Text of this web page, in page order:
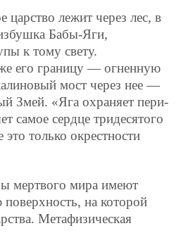
царство лежит через лес, в
Бабы-Яги,
к тому свету.
его границу — огненную
мост через нее —
Змей. «Яга охраняет пери-
самое сердце тридесятого
это только окрестности
мертвого мира имеют
на которой
Метафизическая